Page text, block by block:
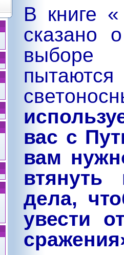
В книге
сказано
выборе
вас с
вам
втянуть
дела,
увести